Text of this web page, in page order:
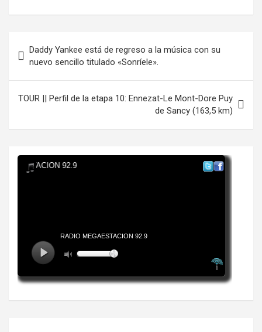
de
entradas
Daddy Yankee está de regreso a la música con su
nuevo sencillo titulado «Sonríele».
TOUR || Perfil de la etapa 10: Ennezat-Le Mont-Dore Puy
de Sancy (163,5 km)